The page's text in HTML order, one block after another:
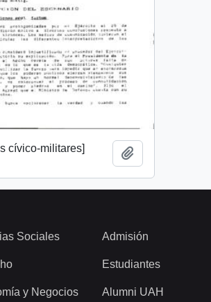
cívico-militares]
Sociales
y Negocios
Admisión
Estudiantes
Alumni UAH